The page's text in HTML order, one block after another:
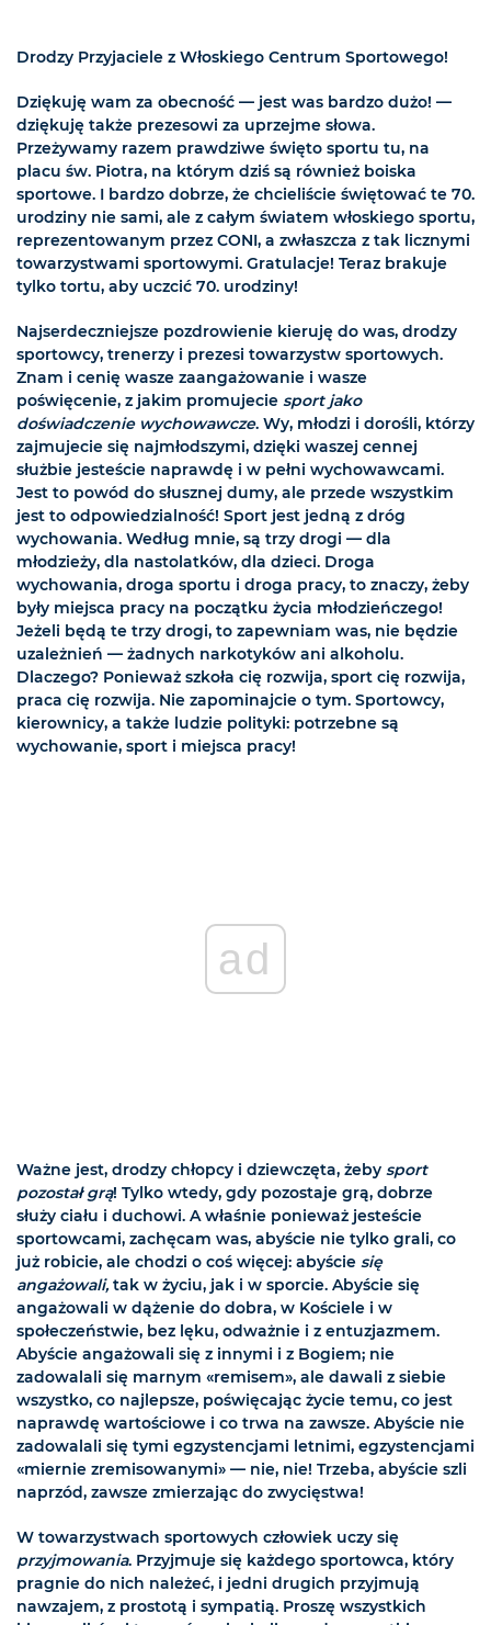
Drodzy Przyjaciele z Włoskiego Centrum Sportowego!
Dziękuję wam za obecność — jest was bardzo dużo! —
dziękuję także prezesowi za uprzejme słowa.
Przeżywamy razem prawdziwe święto sportu tu, na
placu św. Piotra, na którym dziś są również boiska
sportowe. I bardzo dobrze, że chcieliście świętować te 70.
urodziny nie sami, ale z całym światem włoskiego sportu,
reprezentowanym przez CONI, a zwłaszcza z tak licznymi
towarzystwami sportowymi. Gratulacje! Teraz brakuje
tylko tortu, aby uczcić 70. urodziny!
Najserdeczniejsze pozdrowienie kieruję do was, drodzy
sportowcy, trenerzy i prezesi towarzystw sportowych.
Znam i cenię wasze zaangażowanie i wasze
poświęcenie, z jakim promujecie sport jako
doświadczenie wychowawcze. Wy, młodzi i dorośli, którzy
zajmujecie się najmłodszymi, dzięki waszej cennej
służbie jesteście naprawdę i w pełni wychowawcami.
Jest to powód do słusznej dumy, ale przede wszystkim
jest to odpowiedzialność! Sport jest jedną z dróg
wychowania. Według mnie, są trzy drogi — dla
młodzieży, dla nastolatków, dla dzieci. Droga
wychowania, droga sportu i droga pracy, to znaczy, żeby
były miejsca pracy na początku życia młodzieńczego!
Jeżeli będą te trzy drogi, to zapewniam was, nie będzie
uzależnień — żadnych narkotyków ani alkoholu.
Dlaczego? Ponieważ szkoła cię rozwija, sport cię rozwija,
praca cię rozwija. Nie zapominajcie o tym. Sportowcy,
kierownicy, a także ludzie polityki: potrzebne są
wychowanie, sport i miejsca pracy!
ad
Ważne jest, drodzy chłopcy i dziewczęta, żeby sport
pozostał grą! Tylko wtedy, gdy pozostaje grą, dobrze
służy ciału i duchowi. A właśnie ponieważ jesteście
sportowcami, zachęcam was, abyście nie tylko grali, co
już robicie, ale chodzi o coś więcej: abyście się
angażowali,tak w życiu, jak i w sporcie. Abyście się
angażowali w dążenie do dobra, w Kościele i w
społeczeństwie, bez lęku, odważnie i z entuzjazmem.
Abyście angażowali się z innymi i z Bogiem; nie
zadowalali się marnym «remisem», ale dawali z siebie
wszystko, co najlepsze, poświęcając życie temu, co jest
naprawdę wartościowe i co trwa na zawsze. Abyście nie
zadowalali się tymi egzystencjami letnimi, egzystencjami
«miernie zremisowanymi» — nie, nie! Trzeba, abyście szli
naprzód, zawsze zmierzając do zwycięstwa!
W towarzystwach sportowych człowiek uczy się
przyjmowania. Przyjmuje się każdego sportowca, który
pragnie do nich należeć, i jedni drugich przyjmują
nawzajem, z prostotą i sympatią. Proszę wszystkich